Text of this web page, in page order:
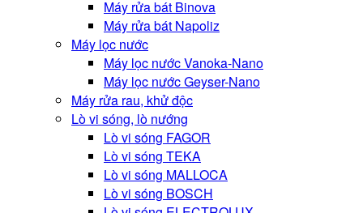
Máy rửa bát Binova
Máy rửa bát Napoliz
Máy lọc nước
Máy lọc nước Vanoka-Nano
Máy lọc nước Geyser-Nano
Máy rửa rau, khử độc
Lò vi sóng, lò nướng
Lò vi sóng FAGOR
Lò vi sóng TEKA
Lò vi sóng MALLOCA
Lò vi sóng BOSCH